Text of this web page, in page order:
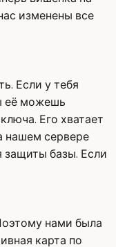
изменены все
Если у тебя
её можешь
Его хватает
нашем сервере
защиты базы. Если
нами была
карта по